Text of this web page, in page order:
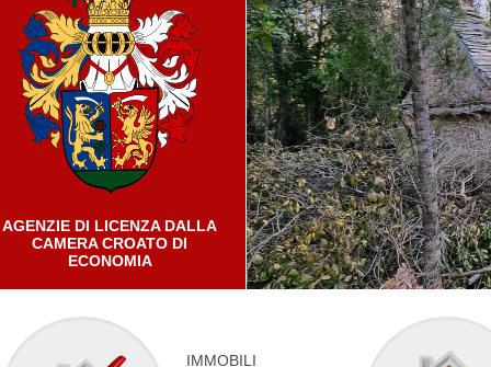
AGENZIE DI LICENZA DALLA
CAMERA CROATO DI
ECONOMIA
IMMOBILI